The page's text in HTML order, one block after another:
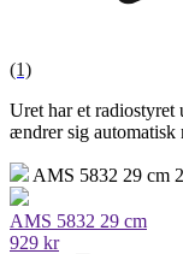
(1)
Uret har et
ændrer sig automatisk
AMS 5832 29 cm
AMS 5832 29 cm
929 kr